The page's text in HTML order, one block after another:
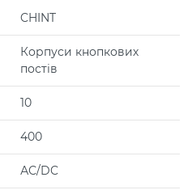
CHINT
Корпуси кнопкових
постів
10
400
АС/DC